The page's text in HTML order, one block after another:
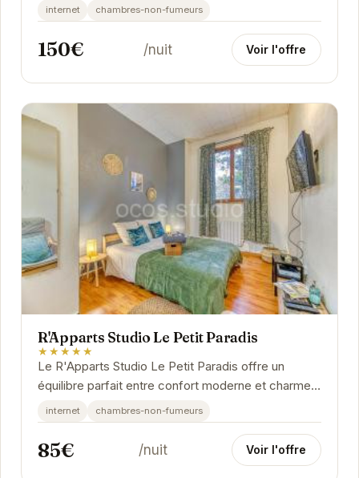
Idéalement situé, il permet un accès facile aux...
internet chambres-non-fumeurs
150€ /nuit Voir l'offre
R'Apparts Studio Le Petit Paradis
★★★★★
Le R'Apparts Studio Le Petit Paradis offre un
équilibre parfait entre confort moderne et charme
authentique. Idéalement situé, il propose un...
internet chambres-non-fumeurs
85€ /nuit Voir l'offre